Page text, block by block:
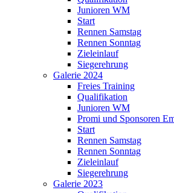
Junioren WM
Start
Rennen Samstag
Rennen Sonntag
Zieleinlauf
Siegerehrung
Galerie 2024
Freies Training
Qualifikation
Junioren WM
Promi und Sponsoren
Start
Rennen Samstag
Rennen Sonntag
Zieleinlauf
Siegerehrung
Galerie 2023